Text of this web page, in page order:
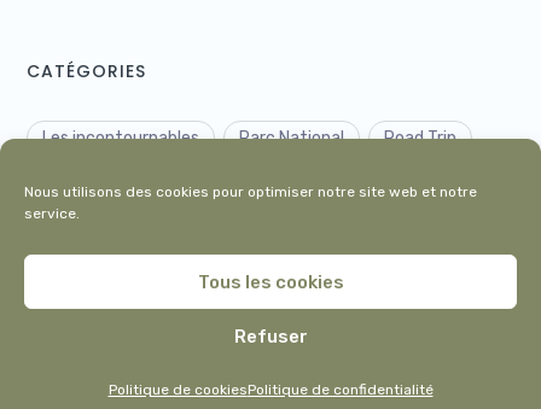
Nous utilisons des cookies pour optimiser notre site web et notre
service.
Tous les cookies
Refuser
Politique de cookiesPolitique de confidentialité
CATÉGORIES
Les incontournables Parc National Road Trip
Tous droits réservés © 2019, je-pars.com